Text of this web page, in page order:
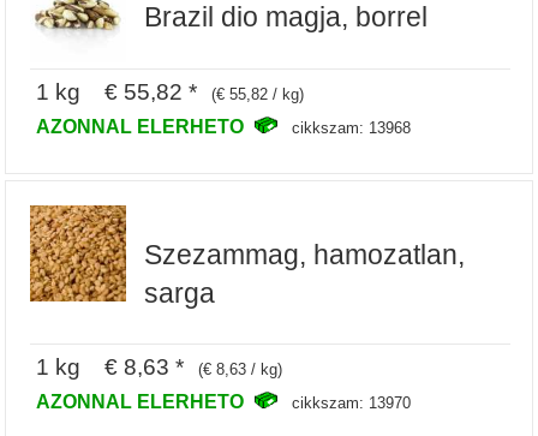
Brazil dio magja, borrel
1 kg € 55,82 * (€ 55,82 / kg)
AZONNAL ELERHETO cikkszam: 13968
Szezammag, hamozatlan,
sarga
1 kg € 8,63 * (€ 8,63 / kg)
AZONNAL ELERHETO cikkszam: 13970